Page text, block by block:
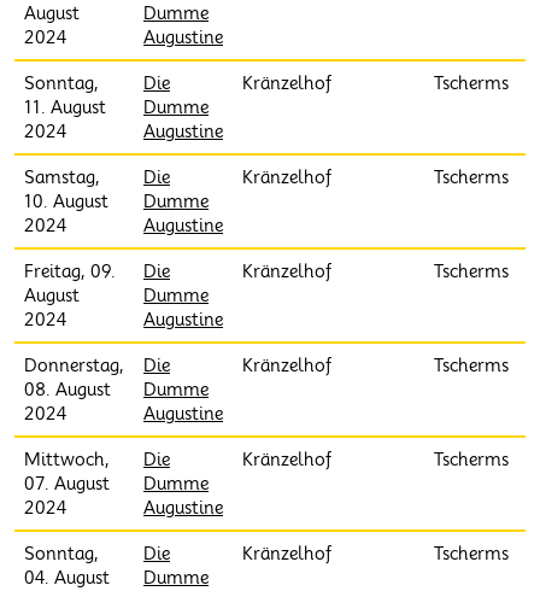
August
2024
Dumme
Augustine
Sonntag,
11. August
2024
Die
Dumme
Augustine
Kränzelhof Tscherms
Samstag,
10. August
2024
Die
Dumme
Augustine
Kränzelhof Tscherms
Freitag, 09.
August
2024
Die
Dumme
Augustine
Kränzelhof Tscherms
Donnerstag,
08. August
2024
Die
Dumme
Augustine
Kränzelhof Tscherms
Mittwoch,
07. August
2024
Die
Dumme
Augustine
Kränzelhof Tscherms
Sonntag,
04. August
Die
Dumme
Kränzelhof Tscherms